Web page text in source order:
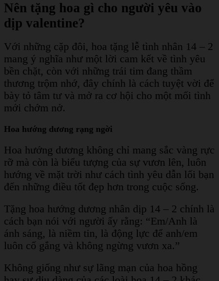
Nên tặng hoa gì cho người yêu vào
dịp valentine?
Với những cặp đôi, hoa tặng lễ tình nhân 14 – 2
mang ý nghĩa như một lời cam kết về tình yêu
bền chặt, còn với những trái tim đang thầm
thương trộm nhớ, đây chính là cách tuyệt vời để
bày tỏ tâm tư và mở ra cơ hội cho một mối tình
mới chớm nở.
Hoa hướng dương rạng ngời
Hoa hướng dương không chỉ mang sắc vàng rực
rỡ mà còn là biểu tượng của sự vươn lên, luôn
hướng về mặt trời như cách tình yêu dẫn lối bạn
đến những điều tốt đẹp hơn trong cuộc sống.
Tặng hoa hướng dương nhân dịp 14 – 2 chính là
cách bạn nói với người ấy rằng: “Em/Anh là
ánh sáng, là niềm tin, là động lực để anh/em
luôn cố gắng và không ngừng vươn xa.”
Không giống như sự lãng mạn của hoa hồng